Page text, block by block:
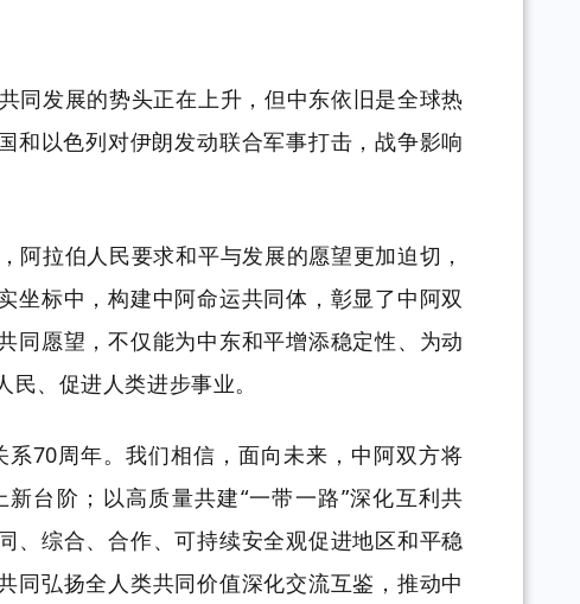
同发展的势头正在上升，但中东依旧是全球热
和以色列对伊朗发动联合军事打击，战争影响
阿拉伯人民要求和平与发展的愿望更加迫切，
坐标中，构建中阿命运共同体，彰显了中阿双
同愿望，不仅能为中东和平增添稳定性、为动
、促进人类进步事业。
70周年。我们相信，面向未来，中阿双方将
台阶；以高质量共建“一带一路”深化互利共
、综合、合作、可持续安全观促进地区和平稳
同弘扬全人类共同价值深化交流互鉴，推动中